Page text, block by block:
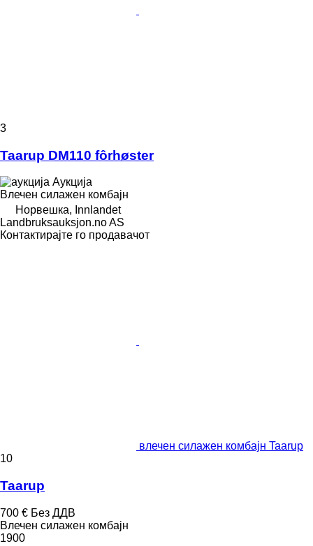
3
Taarup DM110 fôrhøster
Аукција
Влечен силажен комбајн
Норвешка, Innlandet
Landbruksauksjon.no AS
Контактирајте го продавачот
влечен силажен комбајн Taarup
10
Taarup
700 € Без ДДВ
Влечен силажен комбајн
1900